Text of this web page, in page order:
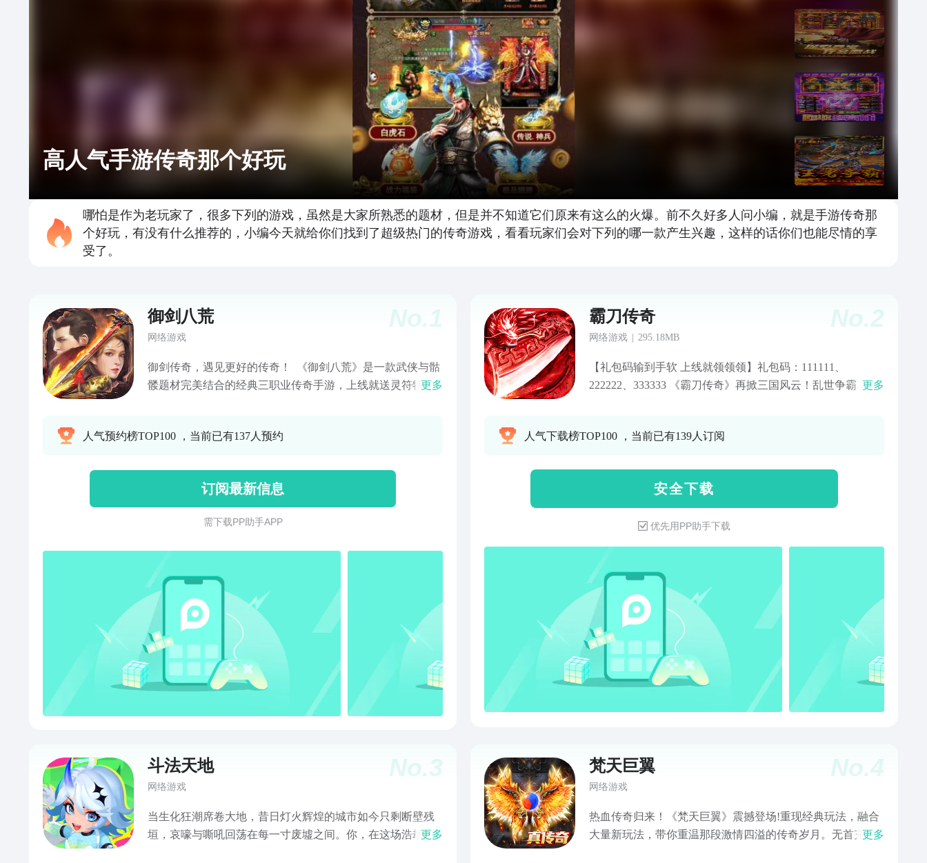
高人气手游传奇那个好玩
哪怕是作为老玩家了，很多下列的游戏，虽然是大家所熟悉的题材，但是并不知道它们原来有这么的火爆。前不久好多人问小编，就是手游传奇那
个好玩，有没有什么推荐的，小编今天就给你们找到了超级热门的传奇游戏，看看玩家们会对下列的哪一款产生兴趣，这样的话你们也能尽情的享
受了。
No.1
御剑八荒
网络游戏
御剑传奇，遇见更好的传奇！ 《御剑八荒》是一款武侠与骷
髅题材完美结合的经典三职业传奇手游，上线就送灵符特
召唤超强骷髅宝宝，全面提升战力，助你轻松杀敌破关勇闯
写传奇，期待与少侠一起御剑行天下，八荒成霸业！
更多
人气预约榜TOP100 ，当前已有137人预约
订阅最新信息
需 下 载 P P 助 手 A P P
No.2
霸刀传奇
网络游戏 295.18MB
【礼包码输到手软 上线就领领领】礼包码：111111、
222222、333333 《霸刀传奇》再掀三国风云！乱世争霸，一
新服火爆开启，完成主线直送真充，兄弟齐心征服乱世，热
更多
人气下载榜TOP100 ，当前已有139人订阅
安 全 下 载
优先用PP助手下载
No.3
斗法天地
网络游戏
当生化狂潮席卷大地，昔日灯火辉煌的城市如今只剩断壁残
垣，哀嚎与嘶吼回荡在每一寸废墟之间。你，在这场浩劫中
更多
No.4
梵天巨翼
网络游戏
热血传奇归来！《梵天巨翼》震撼登场!重现经典玩法，融合
大量新玩法，带你重温那段激情四溢的传奇岁月。无首充，
更多